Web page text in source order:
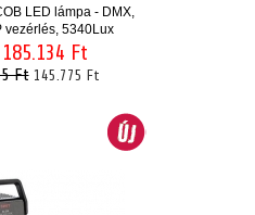
LED lámpa - DMX,
vezérlés, 5340Lux
185.134 Ft
Ft 145.775 Ft